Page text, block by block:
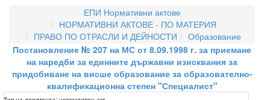
ЕПИ Нормативни актове
НОРМАТИВНИ АКТОВЕ - ПО МАТЕРИЯ
ПРАВО ПО ОТРАСЛИ И ДЕЙНОСТИ
Образование
Постановление № 207 на МС от 8.09.1998 г. за приемане
на наредби за единните държавни изисквания за
придобиване на висше образование за образователно-
квалификационна степен "Специалист"